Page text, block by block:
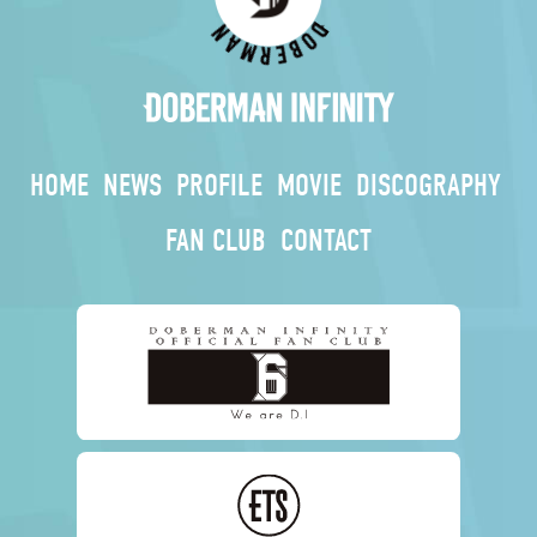
HOME NEWS PROFILE MOVIE DISCOGRAPHY
FAN CLUB CONTACT